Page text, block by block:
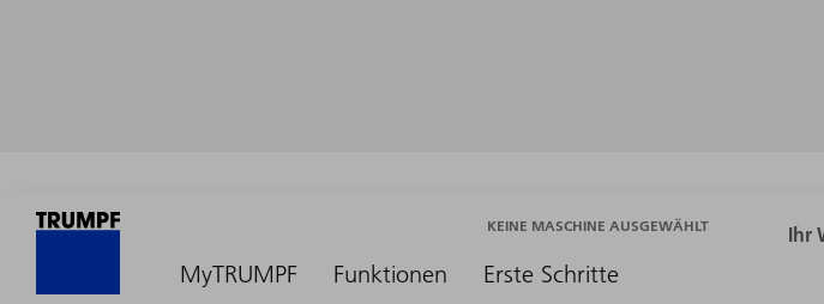
MyTRUMPF Funktionen Erste Schritte
KEINE MASCHINE AUSGEWÄHLT